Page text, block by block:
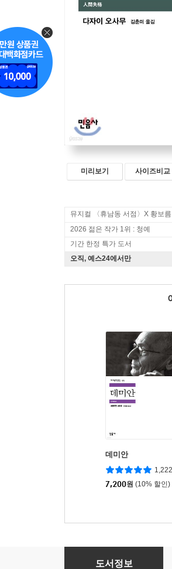
미리보기 사이즈비교
2026 젊은 작가 1위 : 청예
기간 한정 특가 도서
오직, 예스24에서만
데미안
7,200원 (10% 할인)
인간 실격
도서정보